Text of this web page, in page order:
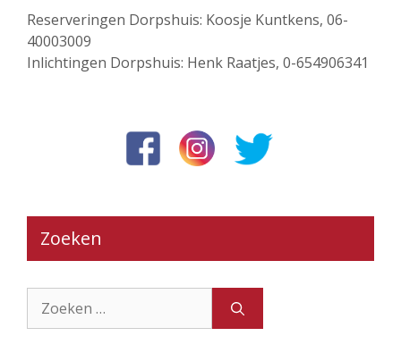
Reserveringen Dorpshuis: Koosje Kuntkens, 06-
40003009
Inlichtingen Dorpshuis: Henk Raatjes, 0-654906341
Zoeken
naar: